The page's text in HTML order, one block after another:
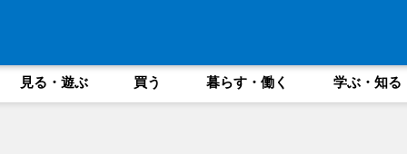
見る・遊ぶ 買う 暮らす・働く 学ぶ・知る